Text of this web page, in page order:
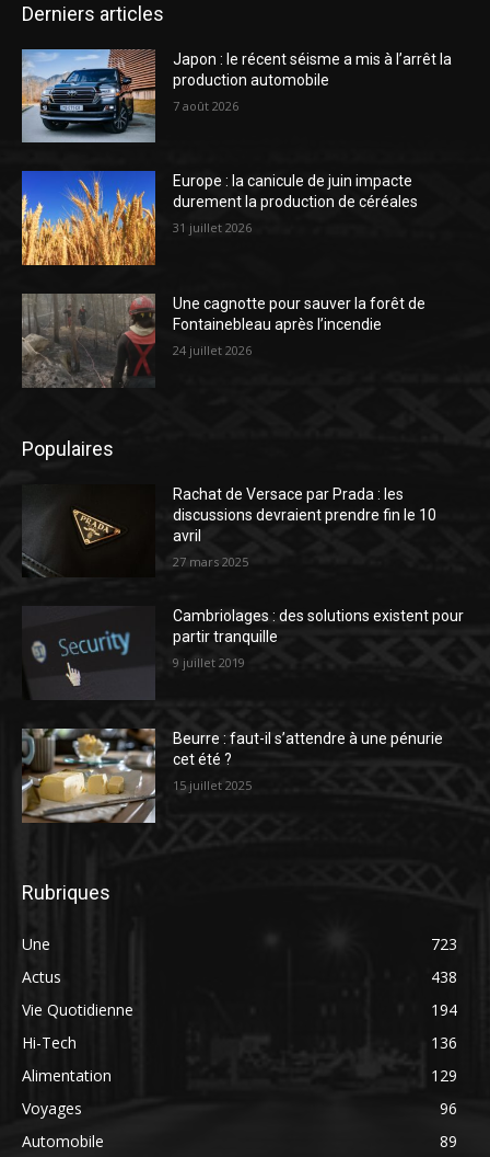
Derniers articles
Japon : le récent séisme a mis à l’arrêt la
production automobile
7 août 2026
Europe : la canicule de juin impacte
durement la production de céréales
31 juillet 2026
Une cagnotte pour sauver la forêt de
Fontainebleau après l’incendie
24 juillet 2026
Populaires
Rachat de Versace par Prada : les
discussions devraient prendre fin le 10
avril
27 mars 2025
Cambriolages : des solutions existent pour
partir tranquille
9 juillet 2019
Beurre : faut-il s’attendre à une pénurie
cet été ?
15 juillet 2025
Rubriques
Une
723
Actus
438
Vie Quotidienne
194
Hi-Tech
136
Alimentation
129
Voyages
96
Automobile
89